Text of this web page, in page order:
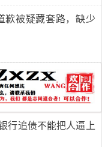
歉被疑藏套路，缺少
行追债不能把人逼上